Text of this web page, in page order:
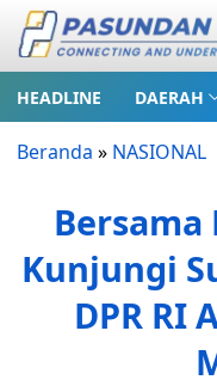
HEADLINE DAERAH
Beranda » NASIONAL
Kunjungi
DPR RI